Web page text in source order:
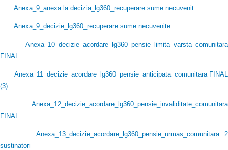
Anexa_9_anexa la decizia_lg360_recuperare sume necuvenit
Anexa_9_decizie_lg360_recuperare sume necuvenite
Anexa_10_decizie_acordare_lg360_pensie_limita_varsta_comunitara
FINAL
Anexa_11_decizie_acordare_lg360_pensie_anticipata_comunitara FINAL
(3)
Anexa_12_decizie_acordare_lg360_pensie_invaliditate_comunitara
FINAL
Anexa_13_decizie_acordare_lg360_pensie_urmas_comunitara 2
sustinatori